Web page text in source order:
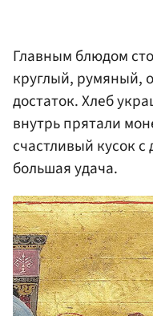
Главным блюдом
круглый, румяный,
достаток. Хлеб
внутрь прятали
счастливый кусок
большая удача.